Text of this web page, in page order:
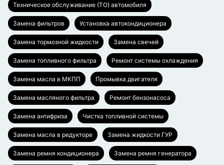
Техническое обслуживание (ТО) автомобиля
Замена фильтров Установка автокондиционера
Замена тормозной жидкости Замена свечей
Замена топливного фильтра Ремонт системы охлаждения
Замена масла в МКПП Промывка двигателя
Замена масляного фильтра Ремонт бензонасоса
Замена антифриза Чистка топливной системы
Замена масла в редукторе Замена жидкости ГУР
Замена ремня кондиционера Замена ремня генератора